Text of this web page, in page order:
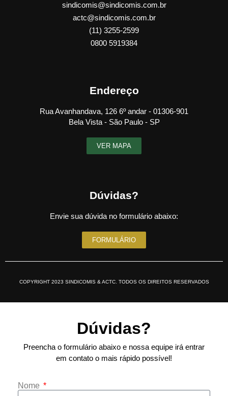
sindicomis@sindicomis.com.br
actc@sindicomis.com.br
(11) 3255-2599
0800 5919384
Endereço
Rua Avanhandava, 126 6º andar - 01306-901
Bela Vista - São Paulo - SP
VER MAPA
Dúvidas?
Envie sua dúvida no formulário abaixo:
FORMULÁRIO
COPYRIGHT 2023 SINDICOMIS & ACTC. TODOS OS DIREITOS RESERVADOS
Dúvidas?
Preencha o formulário abaixo e nossa equipe irá entrar
em contato o mais rápido possível!
Nome